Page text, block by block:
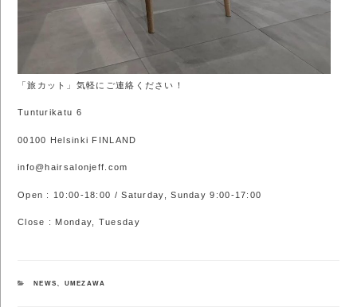
「旅カット」気軽にご連絡ください！
Tunturikatu 6
00100 Helsinki FINLAND
info@hairsalonjeff.com
Open : 10:00-18:00 / Saturday, Sunday 9:00-17:00
Close : Monday, Tuesday
カ
NEWS UMEZAWA